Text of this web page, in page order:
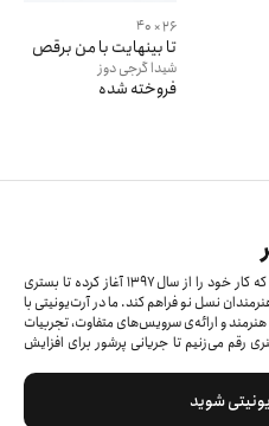
26 × 40
تا بینهایت با من برقص
شیداگرجی دوز
فروخته شده
آرت‌یونیتی بازار آنلاین فروش آثار هنری است که کار خود را از سال ۱۳۹۷ آغاز کرده‌ تا بستری
نسل نو فراهم کند. ما در آرت‌یونیتی با
و ارائه‌ی سرویس‌های متفاوت، تجربیات
رقم می‌زنیم تا جریانی پرشور برای افزایش
شوید